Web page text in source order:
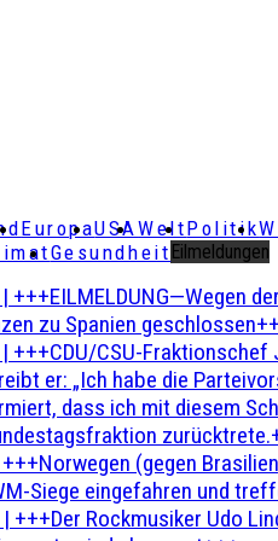
EuropaUSAWeltPolitik
Gesundheit Eilmeldungen
| +++EILMELDUNG—Wegen
zu Spanien
| +++CDU/CSU-
er: „Ich habe die
dass ich mit diesem
+++Norwegen (gegen
Siege eingefahren und
| +++Der Rockmusiker Udo